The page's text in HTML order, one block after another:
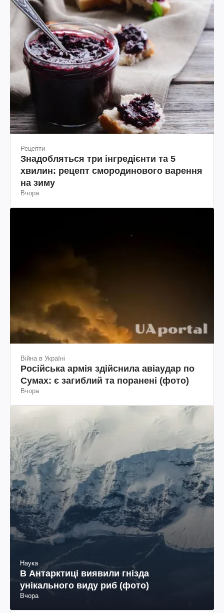
Рецепти
Знадобляться три інгредієнти та 5
хвилин: рецепт смородинового варення
на зиму
Вчора
Війна в Україні
Російська армія здійснила авіаудар по
Сумах: є загиблий та поранені (фото)
Вчора
Наука
В Антарктиці виявили гнізда
унікального виду риб (фото)
Вчора